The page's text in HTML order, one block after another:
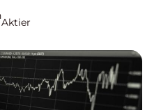
Aktier